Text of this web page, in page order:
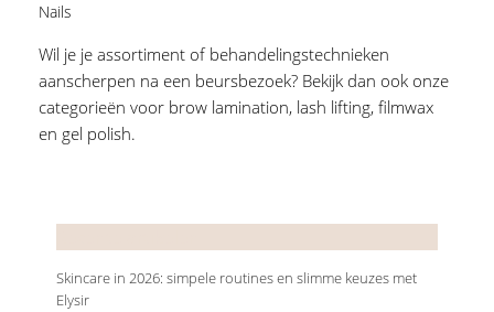
Nails
Wil je je assortiment of behandelingstechnieken
aanscherpen na een beursbezoek? Bekijk dan ook onze
categorieën voor brow lamination, lash lifting, filmwax
en gel polish.
Skincare in 2026: simpele routines en slimme keuzes met
Elysir